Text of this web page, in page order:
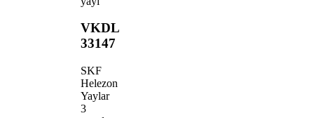
VKDL
33147
SKF
Helezon
Yaylar
3